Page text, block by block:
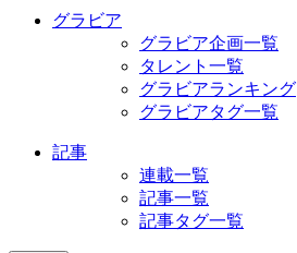
グラビア
グラビア企画一覧
タレント一覧
グラビアランキング
グラビアタグ一覧
記事
連載一覧
記事一覧
記事タグ一覧